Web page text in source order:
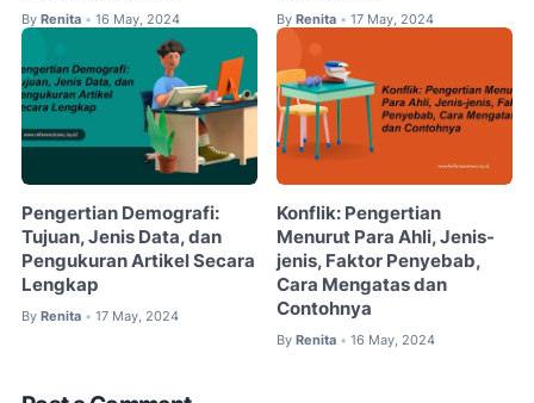
By Renita • 16 May, 2024 By Renita • 17 May, 2024
Pengertian Demografi:
Tujuan, Jenis Data, dan
Pengukuran Artikel Secara
Lengkap
By Renita • 17 May, 2024
Konflik: Pengertian
Menurut Para Ahli, Jenis-
jenis, Faktor Penyebab,
Cara Mengatas dan
Contohnya
By Renita • 16 May, 2024